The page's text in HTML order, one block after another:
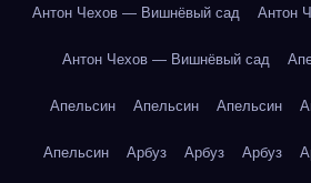
Антон Чехов — Вишнёвый сад Антон
Антон Чехов — Вишнёвый сад
Апельсин Апельсин Апельсин
Апельсин Арбуз Арбуз Арбуз